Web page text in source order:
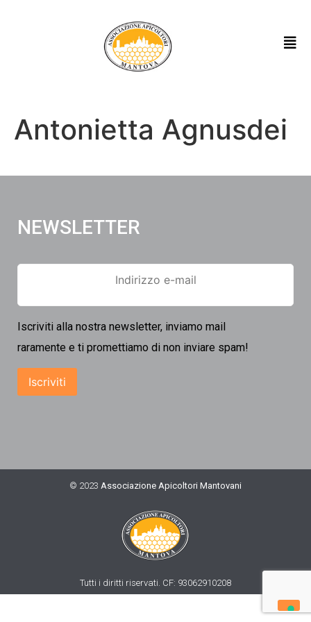
Antonietta Agnusdei
NEWSLETTER
Iscriviti alla nostra newsletter, inviamo mail
raramente e ti promettiamo di non inviare spam!
© 2023 Associazione Apicoltori Mantovani
Tutti i diritti riservati. CF: 93062910208